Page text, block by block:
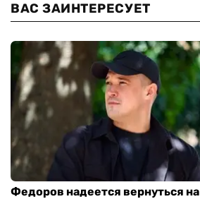
ВАС ЗАИНТЕРЕСУЕТ
Федоров надеется вернуться на